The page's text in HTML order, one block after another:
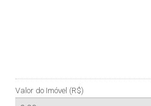
Valor do Imóvel (R$)